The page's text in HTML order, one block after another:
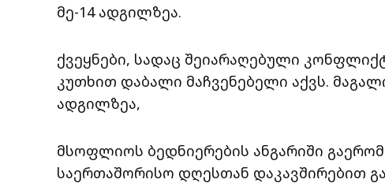
მე-14 ადგილზეა.
ქვეყნები, სადაც შეიარაღებული
კუთხით დაბალი მაჩვენებელი აქვს.
ადგილზეა,
მსოფლიოს ბედნიერების ანგარიში
საერთაშორისო დღესთან დაკავშირებით